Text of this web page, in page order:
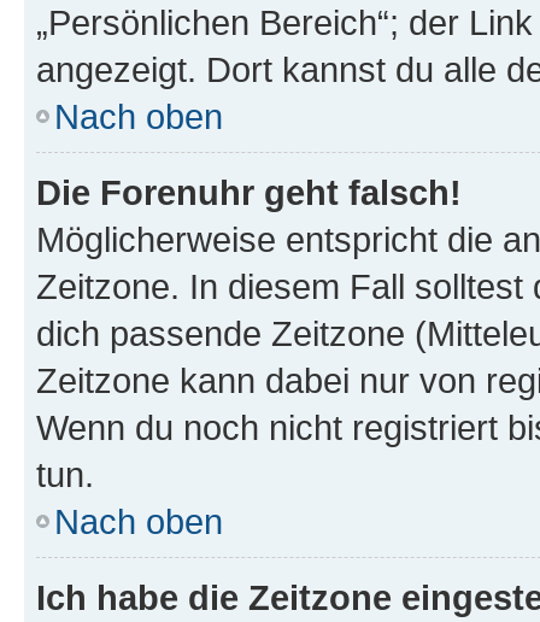
„Persönlichen Bereich“; der
angezeigt. Dort kannst du alle
Nach oben
Die Forenuhr geht falsch!
Möglicherweise entspricht die
Zeitzone. In diesem Fall solltest
dich passende Zeitzone
Zeitzone kann dabei nur von
Wenn du noch nicht registriert
tun.
Nach oben
Ich habe die Zeitzone